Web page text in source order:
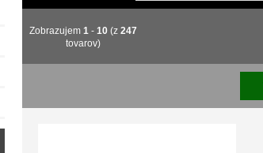
Zobrazujem 1 - 10(z 247
tovarov)